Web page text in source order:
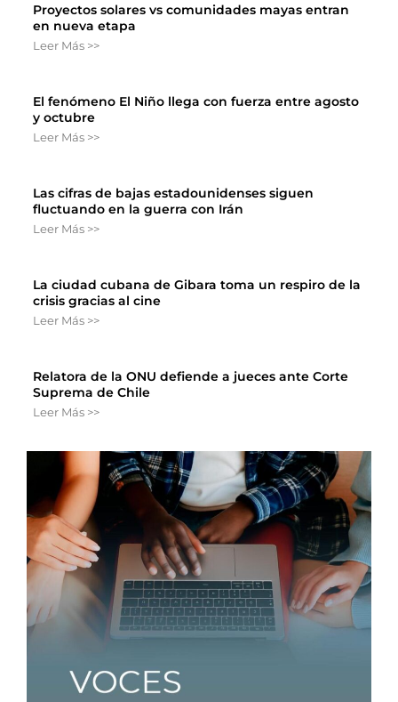
Proyectos solares vs comunidades mayas entran
en nueva etapa
Leer Más >>
El fenómeno El Niño llega con fuerza entre agosto
y octubre
Leer Más >>
Las cifras de bajas estadounidenses siguen
fluctuando en la guerra con Irán
Leer Más >>
La ciudad cubana de Gibara toma un respiro de la
crisis gracias al cine
Leer Más >>
Relatora de la ONU defiende a jueces ante Corte
Suprema de Chile
Leer Más >>